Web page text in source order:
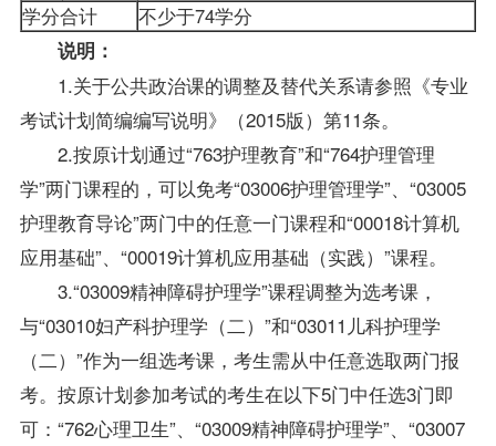
学分合计
不少于74学分
说明：
1.关于公共政治课的调整及替代关系请参照《专业
考试计划简编编写说明》（2015版）第11条。
2.按原计划通过“763护理教育”和“764护理管理
学”两门课程的，可以免考“03006护理管理学”、“03005
护理教育导论”两门中的任意一门课程和“00018计算机
应用基础”、“00019计算机应用基础（实践）”课程。
3.“03009精神障碍护理学”课程调整为选考课，
与“03010妇产科护理学（二）”和“03011儿科护理学
（二）”作为一组选考课，考生需从中任意选取两门报
考。按原计划参加考试的考生在以下5门中任选3门即
可：“762心理卫生”、“03009精神障碍护理学”、“03007